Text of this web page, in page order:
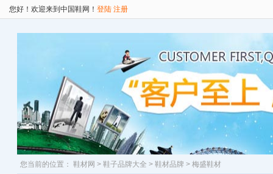
您好！欢迎来到中国鞋网！ 登陆 注册
您当前的位置： 鞋材网 > 鞋子品牌大全 > 鞋材品牌 > 梅盛鞋材